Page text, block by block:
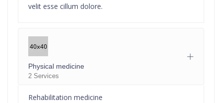
velit esse cillum dolore.
Physical medicine
2 Services
Rehabilitation medicine